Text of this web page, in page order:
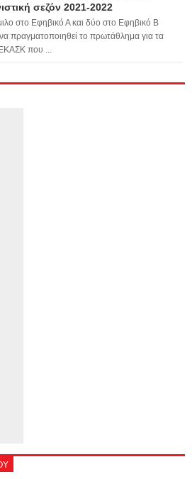
σεζόν 2021-2022
στο Εφηβικό Α και δύο στο Εφηβικό Β
να πραγματοποιηθεί το πρωτάθλημα για τα
που ...